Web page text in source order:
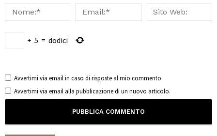
+ 5 = dodici
Avvertimi via email in caso di risposte al mio commento.
Avvertimi via email alla pubblicazione di un nuovo articolo.